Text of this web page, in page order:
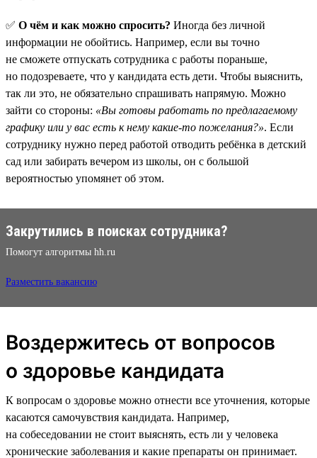
✅ О чём и как можно спросить? Иногда без личной
информации не обойтись. Например, если вы точно
не сможете отпускать сотрудника с работы пораньше,
но подозреваете, что у кандидата есть дети. Чтобы выяснить,
так ли это, не обязательно спрашивать напрямую. Можно
зайти со стороны: «Вы готовы работать по предлагаемому
графику или у вас есть к нему какие-то пожелания?». Если
сотруднику нужно перед работой отводить ребёнка в детский
сад или забирать вечером из школы, он с большой
вероятностью упомянет об этом.
Закрутились в поисках сотрудника?
Помогут алгоритмы hh.ru
Разместить вакансию
Воздержитесь от вопросов
о здоровье кандидата
К вопросам о здоровье можно отнести все уточнения, которые
касаются самочувствия кандидата. Например,
на собеседовании не стоит выяснять, есть ли у человека
хронические заболевания и какие препараты он принимает.